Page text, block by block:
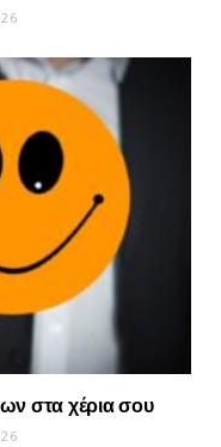
στα χέρια σου